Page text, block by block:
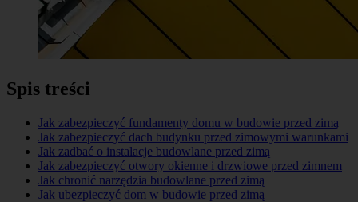
Spis treści
Jak zabezpieczyć fundamenty domu w budowie przed zimą
Jak zabezpieczyć dach budynku przed zimowymi warunkami
Jak zadbać o instalacje budowlane przed zimą
Jak zabezpieczyć otwory okienne i drzwiowe przed zimnem
Jak chronić narzędzia budowlane przed zimą
Jak ubezpieczyć dom w budowie przed zimą